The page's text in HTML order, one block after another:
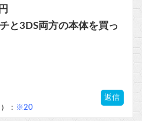
と3DS両方の本体を買っ
返信
： ※20